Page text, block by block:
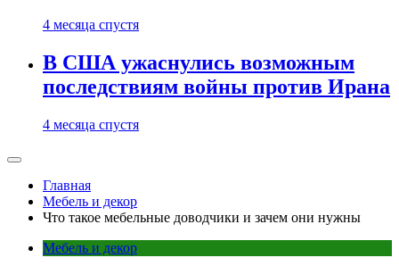
4 месяца спустя
В США ужаснулись возможным
последствиям войны против Ирана
4 месяца спустя
Главная
Мебель и декор
Что такое мебельные доводчики и зачем они нужны
Мебель и декор